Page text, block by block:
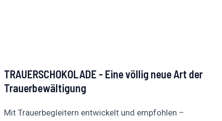
TRAUERSCHOKOLADE - Eine völlig neue Art der
Trauerbewältigung
Mit Trauerbegleitern entwickelt und empfohlen –